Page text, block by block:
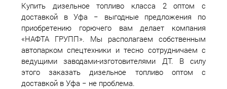
Купить дизельное топливо класса 2 оптом с
доставкой в Уфа − выгодные предложения по
приобретению горючего вам делает компания
«НАФТА ГРУПП». Мы располагаем собственным
автопарком спецтехники и тесно сотрудничаем с
ведущими заводами-изготовителями ДТ. В силу
этого заказать дизельное топливо оптом с
доставкой в Уфа − не проблема.